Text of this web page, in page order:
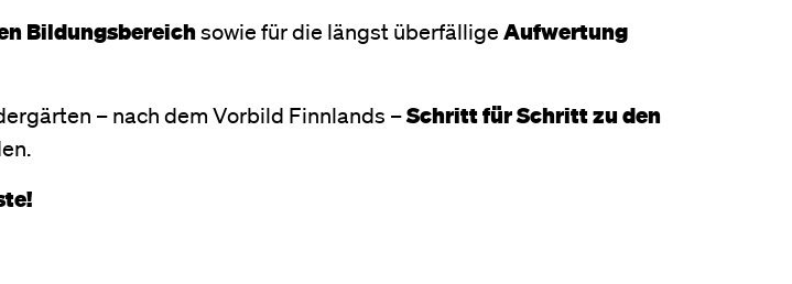
Bildungsbereichsowie für die längst überfälligeAufwertung
– nach dem Vorbild Finnlands –Schritt für Schritt zu den